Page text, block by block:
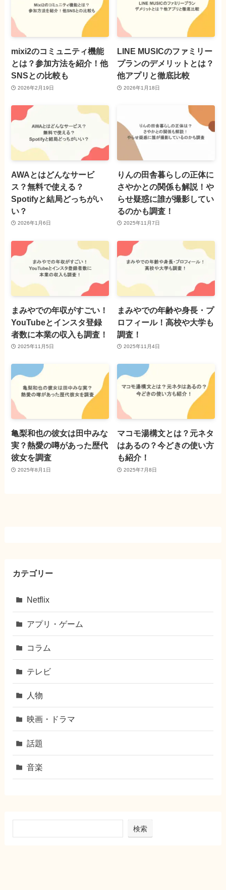
mixi2のコミュニティ機能
とは？参加方法を紹介！他
SNSとの比較も
2026年2月19日
LINE MUSICのファミリー
プランのデメリットとは？
他アプリと徹底比較
2026年1月18日
AWAとはどんなサービ
ス？無料で使える？
Spotifyと結局どっちがい
い？
2026年1月6日
りんの田舎暮らしの正体に
さやかとの関係も解説！や
らせ疑惑に誰が撮影してい
るのかも調査！
2025年11月7日
まみやでの年収がすごい！
YouTubeとインスタ登録
者数に本業の収入も調査！
2025年11月5日
まみやでの年齢や身長・プ
ロフィール！高校や大学も
調査！
2025年11月4日
亀梨和也の彼女は田中みな
実？熱愛の噂があった歴代
彼女を調査
2025年8月1日
マコモ湯構文とは？元ネタ
はあるの？今どきの使い方
も紹介！
2025年7月8日
カテゴリー
Netflix
アプリ・ゲーム
コラム
テレビ
人物
映画・ドラマ
話題
音楽
検索